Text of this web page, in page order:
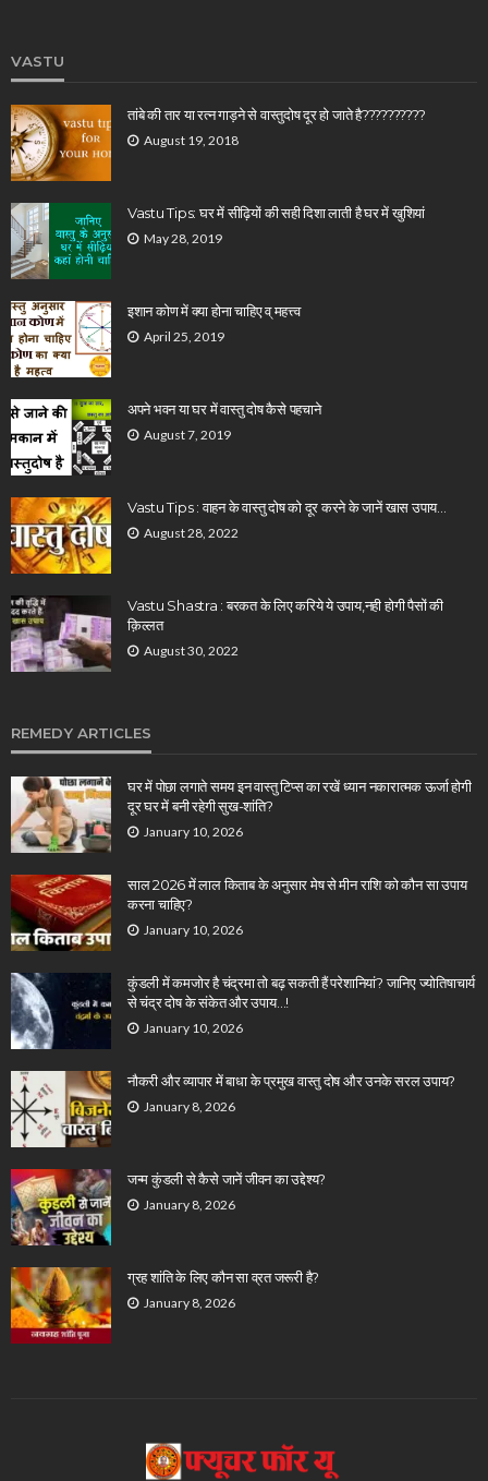
VASTU
तांबे की तार या रत्न गाड़ने से वास्तुदोष दूर हो जाते है??????????
August 19, 2018
Vastu Tips: घर में सीढ़ियों की सही दिशा लाती है घर में खुशियां
May 28, 2019
इशान कोण में क्या होना चाहिए व् महत्त्व
April 25, 2019
अपने भवन या घर में वास्तु दोष कैसे पहचाने
August 7, 2019
Vastu Tips : वाहन के वास्तु दोष को दूर करने के जानें खास उपाय…
August 28, 2022
Vastu Shastra : बरकत के लिए करिये ये उपाय,नही होगी पैसों की
क़िल्लत
August 30, 2022
REMEDY ARTICLES
घर में पोछा लगाते समय इन वास्तु टिप्स का रखें ध्यान नकारात्मक ऊर्जा होगी
दूर घर में बनी रहेगी सुख-शांति?
January 10, 2026
साल 2026 में लाल किताब के अनुसार मेष से मीन राशि को कौन सा उपाय
करना चाहिए?
January 10, 2026
कुंडली में कमजोर है चंद्रमा तो बढ़ सकती हैं परेशानियां? जानिए ज्योतिषाचार्य
से चंद्र दोष के संकेत और उपाय…!
January 10, 2026
नौकरी और व्यापार में बाधा के प्रमुख वास्तु दोष और उनके सरल उपाय?
January 8, 2026
जन्म कुंडली से कैसे जानें जीवन का उद्देश्य?
January 8, 2026
ग्रह शांति के लिए कौन सा व्रत जरूरी है?
January 8, 2026